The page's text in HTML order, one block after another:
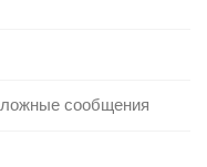
ложные сообщения